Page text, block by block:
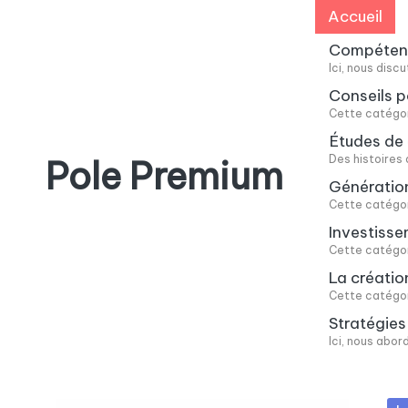
Pole Premium
Accueil
Ici, nous
Conseils
Cette
Études
Des histoires
Cette
Cette
La
Cette
Ici, nous